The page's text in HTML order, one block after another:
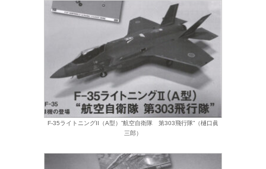
F-35ライトニングII（A型）”航空自衛隊 第303飛行隊”（樋口眞
三郎）